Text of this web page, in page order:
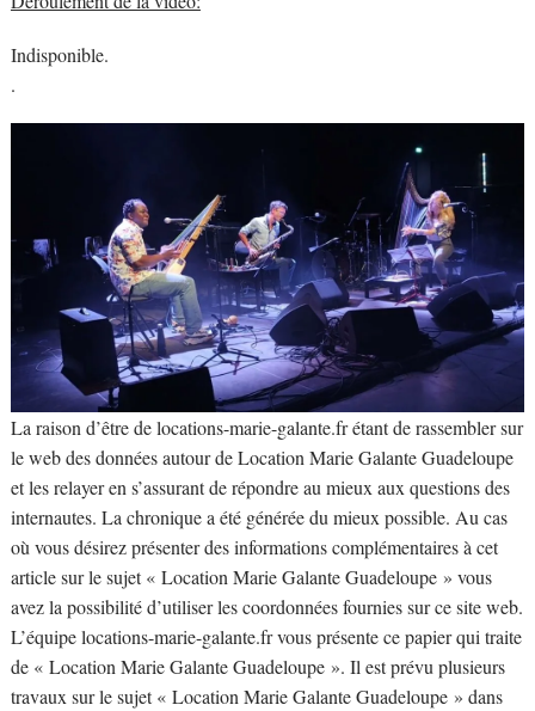
Indisponible.
.
La raison d’être de locations-marie-galante.fr étant de rassembler sur
le web des données autour de Location Marie Galante Guadeloupe
et les relayer en s’assurant de répondre au mieux aux questions des
internautes. La chronique a été générée du mieux possible. Au cas
où vous désirez présenter des informations complémentaires à cet
article sur le sujet « Location Marie Galante Guadeloupe » vous
avez la possibilité d’utiliser les coordonnées fournies sur ce site web.
L’équipe locations-marie-galante.fr vous présente ce papier qui traite
de « Location Marie Galante Guadeloupe ». Il est prévu plusieurs
travaux sur le sujet « Location Marie Galante Guadeloupe » dans